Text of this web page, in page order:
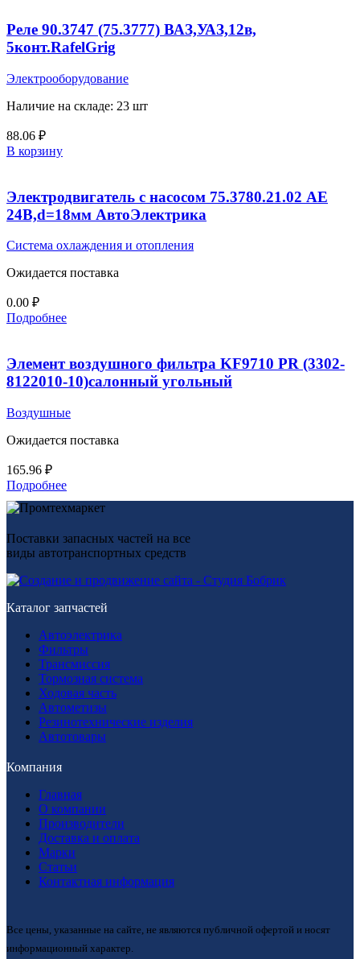
Реле 90.3747 (75.3777) ВАЗ,УАЗ,12в,
5конт.RafelGrig
Электрооборудование
Наличие на складе: 23 шт
88.06 ₽
В корзину
Электродвигатель с насосом 75.3780.21.02 АЕ
24В,d=18мм АвтоЭлектрика
Система охлаждения и отопления
Ожидается поставка
0.00 ₽
Подробнее
Элемент воздушного фильтра KF9710 PR (3302-
8122010-10)салонный угольный
Воздушные
Ожидается поставка
165.96 ₽
Подробнее
Поставки запасных частей на все
виды автотранспортных средств
Каталог запчастей
Автоэлектрика
Фильтры
Трансмиссия
Тормозная система
Ходовая часть
Автометизы
Резинотехнические изделия
Автотовары
Компания
Главная
О компании
Производители
Доставка и оплата
Марки
Статьи
Контактная информация
Все цены, указанные на сайте, не являются публичной офертой и носят
информационный характер.